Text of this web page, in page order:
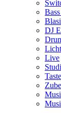
DJ
Live